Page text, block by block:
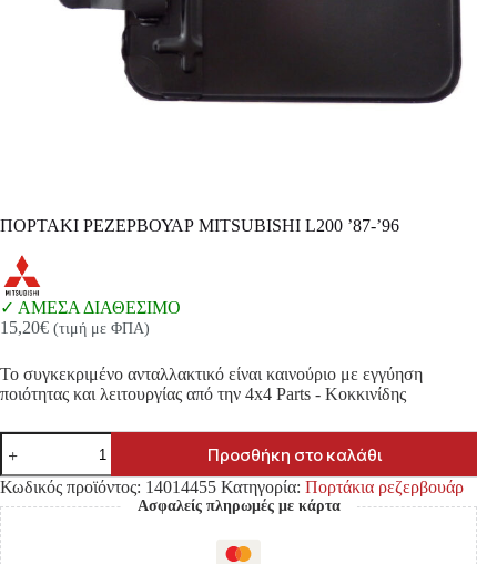
ΠΟΡΤΑΚΙ ΡΕΖΕΡΒΟΥΑΡ MITSUBISHI L200 ’87-’96
ΑΜΕΣΑ ΔΙΑΘΕΣΙΜΟ
15,20€ (τιμή με ΦΠΑ)
Το συγκεκριμένο ανταλλακτικό είναι καινούριο με εγγύηση
ποιότητας και λειτουργίας από την 4x4 Parts - Κοκκινίδης
ΠΟΡΤΑΚΙ
ΡΕΖΕΡΒΟΥΑΡ
MITSUBISHI
L200
'87-
'96
ποσότητα
Προσθήκη στο καλάθι
Κωδικός προϊόντος: 14014455 Κατηγορία: Πορτάκια ρεζερβουάρ
Ασφαλείς πληρωμές με κάρτα